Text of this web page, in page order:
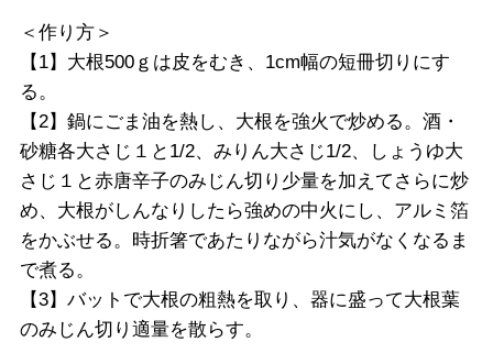
＜作り方＞
【1】大根500ｇは皮をむき、1cm幅の短冊切りにす
る。
【2】鍋にごま油を熱し、大根を強火で炒める。酒・
砂糖各大さじ１と1/2、みりん大さじ1/2、しょうゆ大
さじ１と赤唐辛子のみじん切り少量を加えてさらに炒
め、大根がしんなりしたら強めの中火にし、アルミ箔
をかぶせる。時折箸であたりながら汁気がなくなるま
で煮る。
【3】バットで大根の粗熱を取り、器に盛って大根葉
のみじん切り適量を散らす。